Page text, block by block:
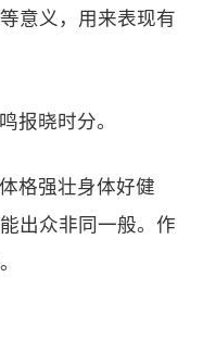
意义，用来表现有
报晓时分。
格强壮身体好健
出众非同一般。作